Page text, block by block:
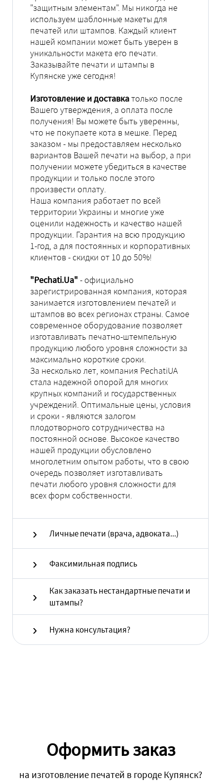
"защитным элементам". Мы никогда не
используем шаблонные макеты для
печатей или штампов. Каждый клиент
нашей компании может быть уверен в
уникальности макета его печати.
Заказывайте печати и штампы в
Купянске уже сегодня!
Изготовление и доставкатолько после
Вашего утверждения, а оплата после
получения! Вы можете быть уверенны,
что не покупаете кота в мешке. Перед
заказом - мы предоставляем несколько
вариантов Вашей печати на выбор, а при
получении можете убедиться в качестве
продукции и только после этого
произвести оплату.
Наша компания работает по всей
территории Украины и многие уже
оценили надежность и качество нашей
продукции. Гарантия на всю продукцию
1-год, а для постоянных и корпоративных
клиентов - скидки от 10 до 50%!
"Pechati.Ua" - официально
зарегистрированная компания, которая
занимается изготовлением печатей и
штампов во всех регионах страны. Самое
современное оборудование позволяет
изготавливать печатно-штемпельную
продукцию любого уровня сложности за
максимально короткие сроки.
За несколько лет, компания PechatiUA
стала надежной опорой для многих
крупных компаний и государственных
учреждений. Оптимальные цены, условия
и сроки - являются залогом
плодотворного сотрудничества на
постоянной основе. Высокое качество
нашей продукции обусловлено
многолетним опытом работы, что в свою
очередь позволяет изготавливать
печати любого уровня сложности для
всех форм собственности.
Личные печати (врача, адвоката...)
Факсимильная подпись
Как заказать нестандартные печати и
штампы?
Нужна консультация?
Оформить заказ
на изготовление печатей в городе Купянск?